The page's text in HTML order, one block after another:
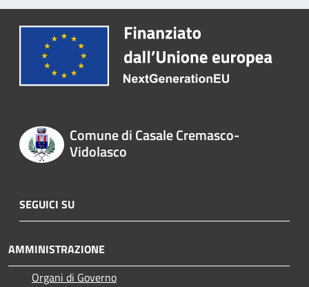
Comune di Casale Cremasco-
Vidolasco
SEGUICI SU
AMMINISTRAZIONE
Organi di Governo